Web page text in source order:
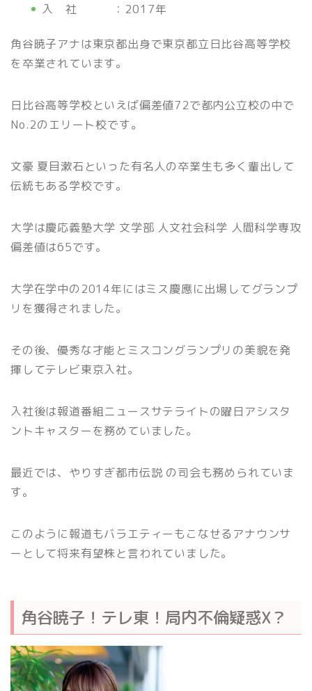
入 社 ：2017年
角谷暁子アナは東京都出身で東京都立日比谷高等学校
を卒業されています。
日比谷高等学校といえば偏差値72で都内公立校の中で
No.2のエリート校です。
文豪 夏目漱石といった有名人の卒業生も多く輩出して
伝統もある学校です。
大学は慶応義塾大学 文学部 人文社会科学 人間科学専攻
偏差値は65です。
大学在学中の2014年にはミス慶應に出場してグランプ
リを獲得されました。
その後、優秀な才能とミスコングランプリの美貌を発
揮してテレビ東京入社。
入社後は報道番組ニュースサテライトの曜日アシスタ
ントキャスターを務めていました。
最近では、やりすぎ都市伝説 の司会も務められていま
す。
このように報道もバラエティーもこなせるアナウンサ
ーとして将来有望株と言われていました。
角谷暁子！テレ東！局内不倫疑惑X？